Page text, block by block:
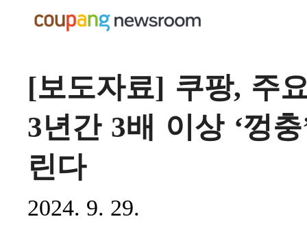
[보도자료] 쿠팡, 주
3년간 3배 이상 ‘껑
린다
2024. 9. 29.